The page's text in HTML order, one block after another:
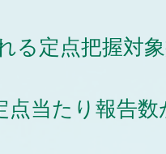
る定点把握対
点当たり報告